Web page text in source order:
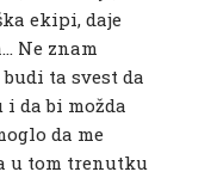
ekipi, daje
Ne znam
ta svest da
da bi možda
da me
u tom trenutku